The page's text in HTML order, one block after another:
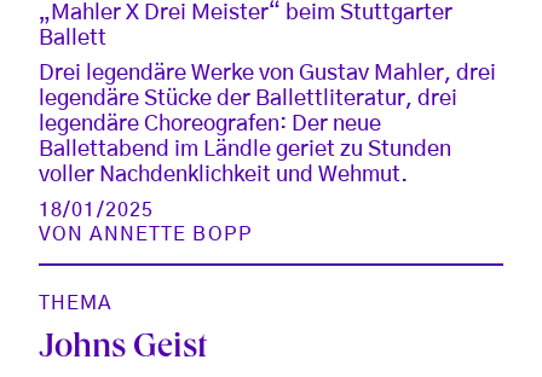
„Mahler X Drei Meister“ beim Stuttgarter
Ballett
Drei legendäre Werke von Gustav Mahler, drei
legendäre Stücke der Ballettliteratur, drei
legendäre Choreografen: Der neue
Ballettabend im Ländle geriet zu Stunden
voller Nachdenklichkeit und Wehmut.
18/01/2025
VONANNETTE BOPP
THEMA
Johns Geist